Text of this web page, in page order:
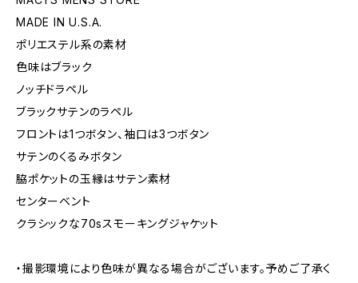
MADE IN U.S.A.
ポリエステル系の素材
色味はブラック
ノッチドラペル
ブラックサテンのラペル
フロントは1つボタン、袖口は3つボタン
サテンのくるみボタン
脇ポケットの玉縁はサテン素材
センターベント
クラシックな70sスモーキングジャケット
・撮影環境により色味が異なる場合がございます。予めご了承く